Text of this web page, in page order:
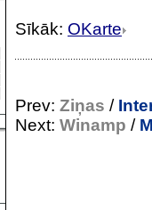
Sīkāk: OKarte
Prev: Ziņas /
Next: Winamp /